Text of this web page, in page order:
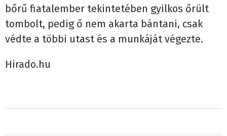
bőrű fiatalember tekintetében gyilkos őrült
tombolt, pedig ő nem akarta bántani, csak
védte a többi utast és a munkáját végezte.
Hirado.hu